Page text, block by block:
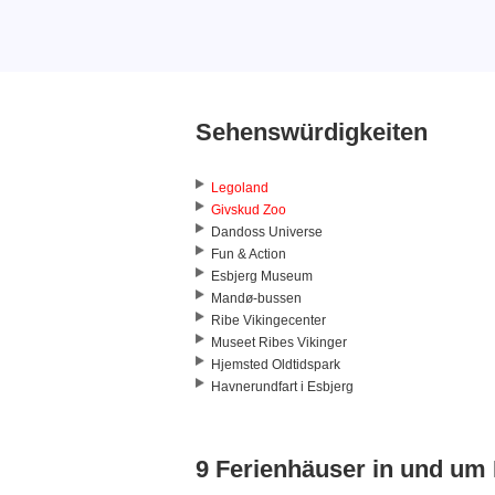
Sehenswürdigkeiten
Legoland
Givskud Zoo
Dandoss Universe
Fun & Action
Esbjerg Museum
Mandø-bussen
Ribe Vikingecenter
Museet Ribes Vikinger
Hjemsted Oldtidspark
Havnerundfart i Esbjerg
9 Ferienhäuser in und um